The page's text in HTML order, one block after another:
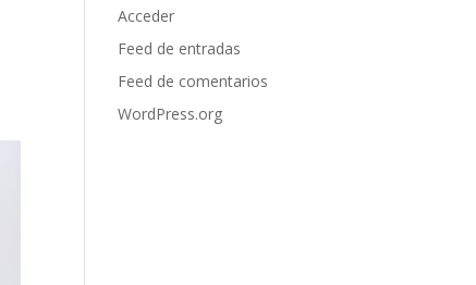
Acceder
Feed de entradas
Feed de comentarios
WordPress.org